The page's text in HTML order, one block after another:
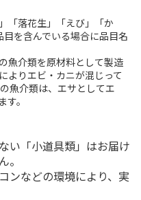
「落花生」「えび」「か
を含んでいる場合に品目名
魚介類を原材料として製造
よりエビ・カニが混じって
魚介類は、エサとしてエ
。
い「小道具類」はお届け
。
ンなどの環境により、実